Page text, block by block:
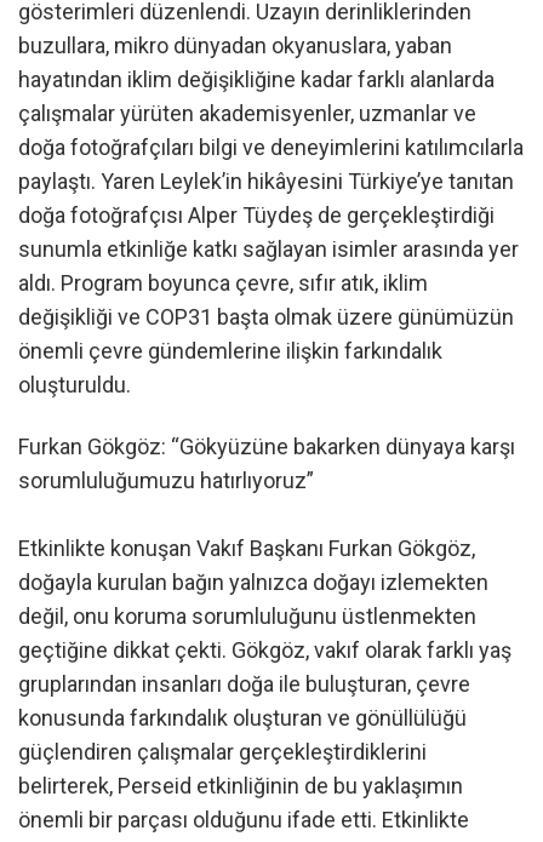
gösterimleri düzenlendi. Uzayın derinliklerinden
buzullara, mikro dünyadan okyanuslara, yaban
hayatından iklim değişikliğine kadar farklı alanlarda
çalışmalar yürüten akademisyenler, uzmanlar ve
doğa fotoğrafçıları bilgi ve deneyimlerini katılımcılarla
paylaştı. Yaren Leylek’in hikâyesini Türkiye’ye tanıtan
doğa fotoğrafçısı Alper Tüydeş de gerçekleştirdiği
sunumla etkinliğe katkı sağlayan isimler arasında yer
aldı. Program boyunca çevre, sıfır atık, iklim
değişikliği ve COP31 başta olmak üzere günümüzün
önemli çevre gündemlerine ilişkin farkındalık
oluşturuldu.
Furkan Gökgöz: “Gökyüzüne bakarken dünyaya karşı
sorumluluğumuzu hatırlıyoruz”
Etkinlikte konuşan Vakıf Başkanı Furkan Gökgöz,
doğayla kurulan bağın yalnızca doğayı izlemekten
değil, onu koruma sorumluluğunu üstlenmekten
geçtiğine dikkat çekti. Gökgöz, vakıf olarak farklı yaş
gruplarından insanları doğa ile buluşturan, çevre
konusunda farkındalık oluşturan ve gönüllülüğü
güçlendiren çalışmalar gerçekleştirdiklerini
belirterek, Perseid etkinliğinin de bu yaklaşımın
önemli bir parçası olduğunu ifade etti. Etkinlikte